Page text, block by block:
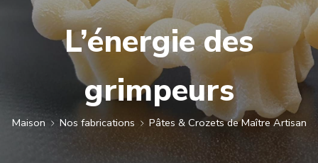
L’énergie des
grimpeurs
Maison Nos fabrications Pâtes & Crozets de Maître Artisan